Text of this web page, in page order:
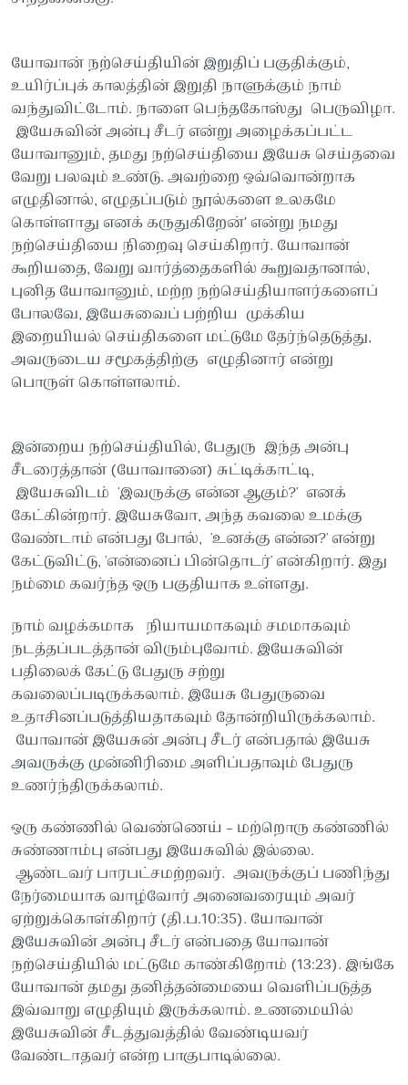
யோவான் நற்செய்தியின் இறுதிப் பகுதிக்கும்,
உயிர்ப்புக் காலத்தின் இறுதி நாளுக்கும் நாம்
வந்துவிட்டோம். நாளை பெந்தகோஸ்து பெருவிழா.
இயேசுவின் அன்பு சீடர் என்று அழைக்கப்பட்ட
யோவானும், தமது நற்செய்தியை இயேசு செய்தவை
வேறு பலவும் உண்டு. அவற்றை ஒவ்வொன்றாக
எழுதினால், எழுதப்படும் நூல்களை உலகமே
கொள்ளாது எனக் கருதுகிறேன்’ என்று நமது
நற்செய்தியை நிறைவு செய்கிறார். யோவான்
கூறியதை, வேறு வார்த்தைகளில் கூறுவதானால்,
புனித யோவானும், மற்ற நற்செய்தியாளர்களைப்
போலவே, இயேசுவைப் பற்றிய முக்கிய
இறையியல் செய்திகளை மட்டுமே தேர்ந்தெடுத்து,
அவருடைய சமூகத்திற்கு எழுதினார் என்று
பொருள் கொள்ளலாம்.
இன்றைய நற்செய்தியில், பேதுரு இந்த அன்பு
சீடரைத்தான் (யோவானை) சுட்டிக்காட்டி,
இயேசுவிடம் 'இவருக்கு என்ன ஆகும்?' எனக்
கேட்கின்றார். இயேசுவோ, அந்த கவலை உமக்கு
வேண்டாம் என்பது போல், 'உனக்கு என்ன?' என்று
கேட்டுவிட்டு, 'என்னைப் பின்தொடர்' என்கிறார். இது
நம்மை கவர்ந்த ஒரு பகுதியாக உள்ளது.
நாம் வழக்கமாக நியாயமாகவும் சமமாகவும்
நடத்தப்படத்தான் விரும்புவோம். இயேசுவின்
பதிலைக் கேட்டு பேதுரு சற்று
கவலைப்படிருக்கலாம். இயேசு பேதுருவை
உதாசினப்படுத்தியதாகவும் தோன்றியிருக்கலாம்.
யோவான் இயேசுன் அன்பு சீடர் என்பதால் இயேசு
அவருக்கு முன்னிரிமை அளிப்பதாவும் பேதுரு
உணர்ந்திருக்கலாம்.
ஒரு கண்ணில் வெண்ணெய் – மற்றொரு கண்ணில்
சுண்ணாம்பு என்பது இயேசுவில் இல்லை.
ஆண்டவர் பாரபட்சமற்றவர். அவருக்குப் பணிந்து
நேர்மையாக வாழ்வோர் அனைவரையும் அவர்
ஏற்றுக்கொள்கிறார் (தி.ப.10:35). யோவான்
இயேசுவின் அன்பு சீடர் என்பதை யோவான்
நற்செய்தியில் மட்டுமே காண்கிறோம் (13:23). இங்கே
யோவான் தமது தனித்தன்மையை வெளிப்படுத்த
இவ்வாறு எழுதியும் இருக்கலாம். உணமையில்
இயேசுவின் சீடத்துவத்தில் வேண்டியவர்
வேண்டாதவர் என்ற பாகுபாடில்லை.